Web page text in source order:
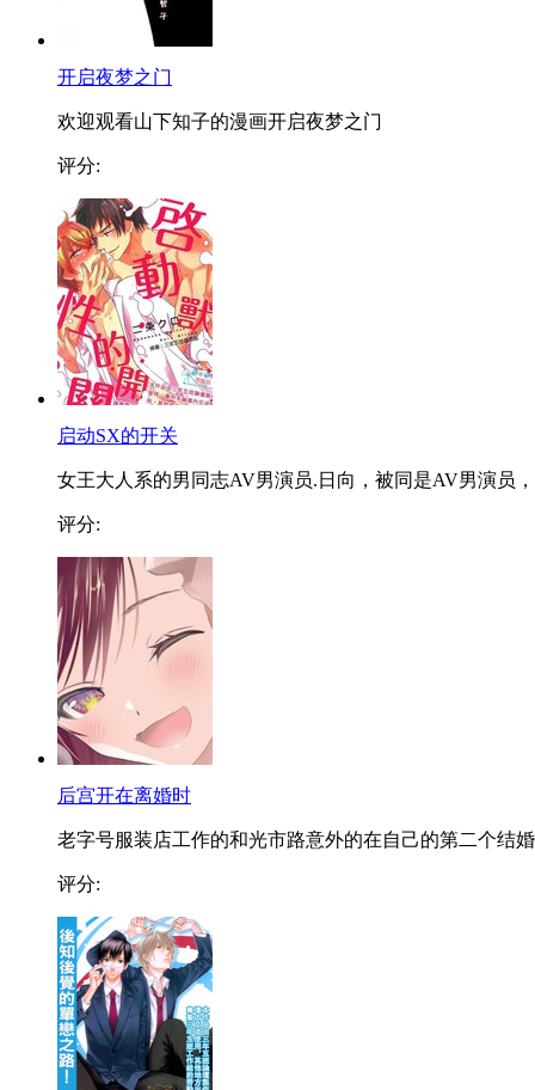
开启夜梦之门
欢迎观看山下知子的漫画开启夜梦之门
评分:
启动SX的开关
女王大人系的男同志AV男演员.日向，被同是AV男演员
评分:
后宫开在离婚时
老字号服装店工作的和光市路意外的在自己的第二个结
评分: